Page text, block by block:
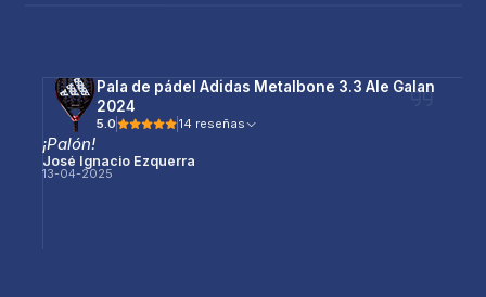
Pala de pádel Adidas Metalbone 3.3 Ale Galan
2024
5.0 14 reseñas
¡Palón!
José Ignacio Ezquerra
13-04-2025